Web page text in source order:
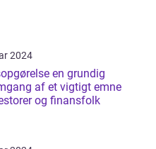
2024
en grundig
af et vigtigt emne
og finansfolk